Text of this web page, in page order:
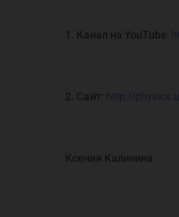
1. Канал на YouTube:
2. Сайт: http://
Ксения Калинина